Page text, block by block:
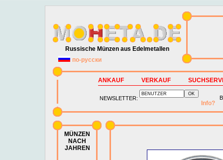
Russische Münzen aus Edelmetallen
по-русски
ANKAUF VERKAUF
NEWSLETTER:
Info?
MÜNZEN
NACH
JAHREN